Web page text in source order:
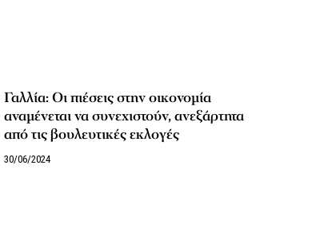
Γαλλία: Οι πιέσεις στην οικονομία
αναμένεται να συνεχιστούν, ανεξάρτητα
από τις βουλευτικές εκλογές
30/06/2024